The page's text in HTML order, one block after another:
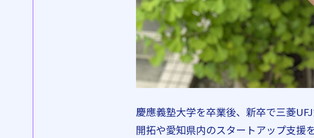
慶應義塾大学を卒業後、新卒で三菱
開拓や愛知県内のスタートアップ支援